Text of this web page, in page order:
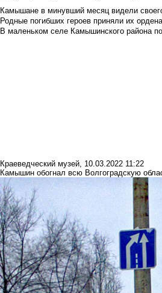
Камышане в минувший месяц видели
Родные погибших героев приняли их
В маленьком селе Камышинского района
Краеведческий музей, 10.03.2022 11:22
Камышин обогнал всю Волгоградскую